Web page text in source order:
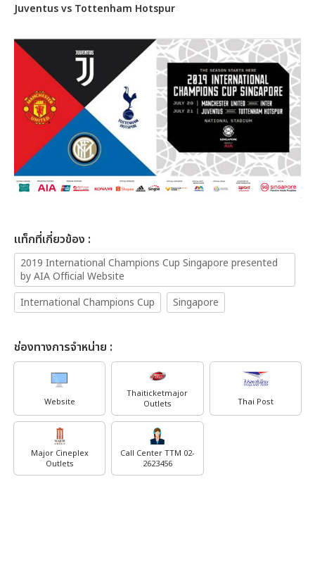
Juventus vs Tottenham Hotspur
เเท็กที่เกี่ยวข้อง :
2019 International Champions Cup Singapore presented
by AIA Official Website
International Champions Cup
Singapore
ช่องทางการจำหน่าย :
Website
Thaiticketmajor
Outlets
Thai Post
Major Cineplex
Outlets
Call Center TTM 02-
2623456